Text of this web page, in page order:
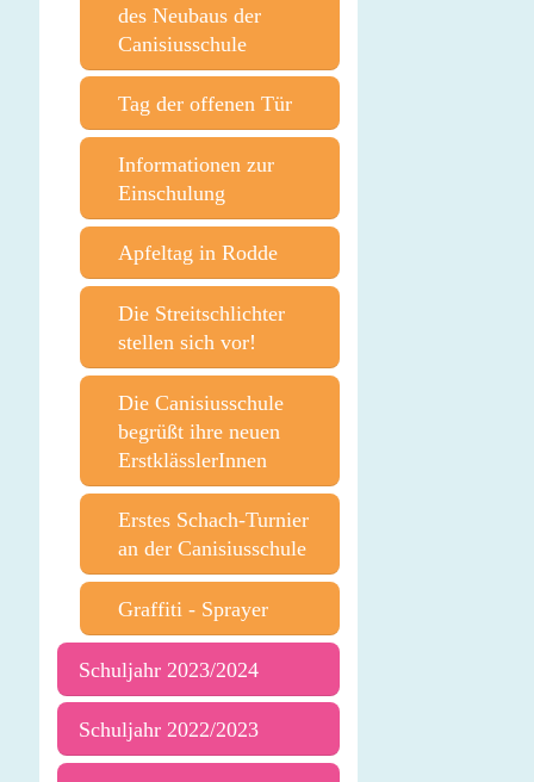
des Neubaus der
Canisiusschule
Tag der offenen Tür
Informationen zur
Einschulung
Apfeltag in Rodde
Die Streitschlichter
stellen sich vor!
Die Canisiusschule
begrüßt ihre neuen
ErstklässlerInnen
Erstes Schach-Turnier
an der Canisiusschule
Graffiti - Sprayer
Schuljahr 2023/2024
Schuljahr 2022/2023